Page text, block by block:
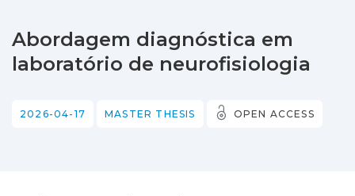
Statistics
Abordagem diagnóstica em
laboratório de neurofisiologia
2026-04-17 MASTER THESIS OPEN ACCESS